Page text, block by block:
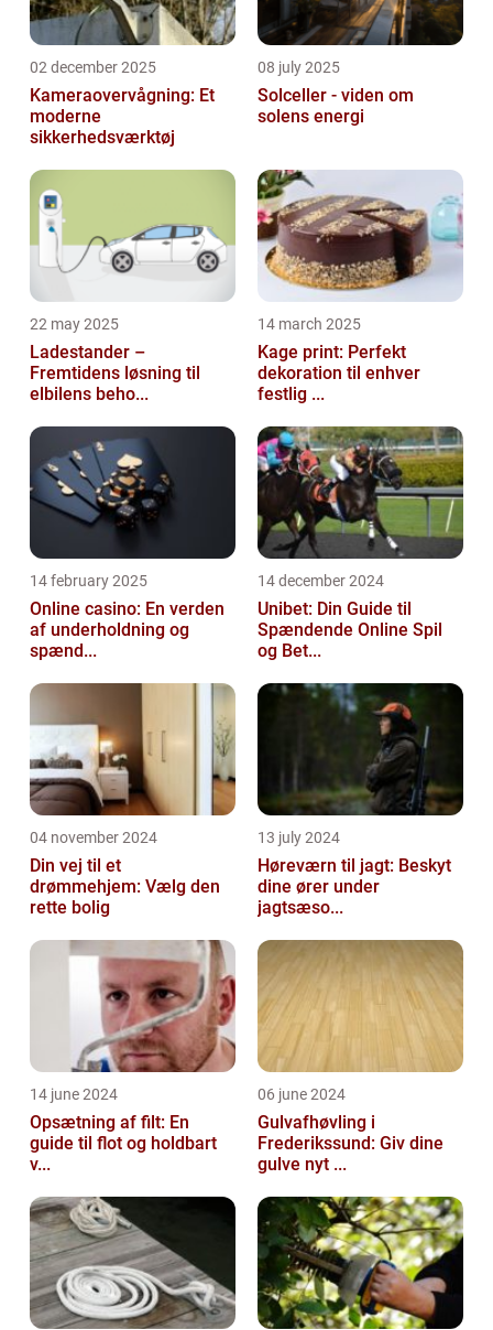
02 december 2025
Kameraovervågning: Et
moderne
sikkerhedsværktøj
08 july 2025
Solceller - viden om
solens energi
22 may 2025
Ladestander –
Fremtidens løsning til
elbilens beho...
14 march 2025
Kage print: Perfekt
dekoration til enhver
festlig ...
14 february 2025
Online casino: En verden
af underholdning og
spænd...
14 december 2024
Unibet: Din Guide til
Spændende Online Spil
og Bet...
04 november 2024
Din vej til et
drømmehjem: Vælg den
rette bolig
13 july 2024
Høreværn til jagt: Beskyt
dine ører under
jagtsæso...
14 june 2024
Opsætning af filt: En
guide til flot og holdbart
v...
06 june 2024
Gulvafhøvling i
Frederikssund: Giv dine
gulve nyt ...